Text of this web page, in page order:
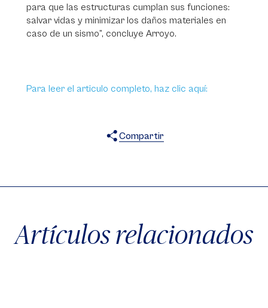
para que las estructuras cumplan sus funciones:
salvar vidas y minimizar los daños materiales en
caso de un sismo”, concluye Arroyo.
Para leer el articulo completo, haz clic aquí:
Compartir
Artículos relacionados